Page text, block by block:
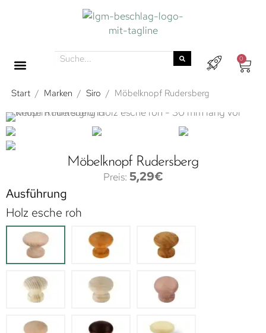
0
Start / Marken / Siro / Möbelknopf Rudersberg
Möbelknopf Rudersberg
5,29€
Ausführung
Holz esche roh